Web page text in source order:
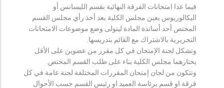
فيما عدا امتحانات الفرقة النهائية بقسم الليسانس أو
البكالوريوس يعين مجلس الكلية بعد أخذ رأي مجلس القسم
المختص أحد أساتذة المادة ليتولى وضع موضوعات الامتحانات
التحريرية بالاشتراك مع القائم بتدريسها.
وتشكل لجنة الإمتحان في كل مقرر من عضوين على الأقل
يختارهما مجلس الكلية بناء على طلب القسم المختص.
وتتكون من لجان إمتحان المقررات المختلفة لجنة عامة في كل
فرقة او قسم برئاسة العميد او رئيس القسم حسب الأحوال